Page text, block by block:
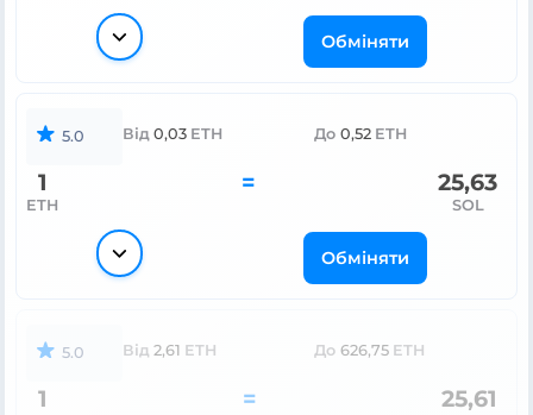
Обміняти
5.0 Від 0,03 ETH До 0,52 ETH
1
ETH
= 25,63
SOL
Обміняти
5.0 Від 2,61 ETH До 626,75 ETH
1 = 25,61